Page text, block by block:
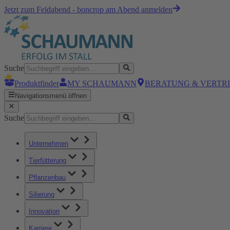
Jetzt zum Feldabend - boncrop am Abend anmelden
Suche
Produktfinder
MY SCHAUMANN BERATUNG &
Navigationsmenü öffnen
Suche
Unternehmen
Tierfütterung
Pflanzenbau
Silierung
Innovation
Karriere